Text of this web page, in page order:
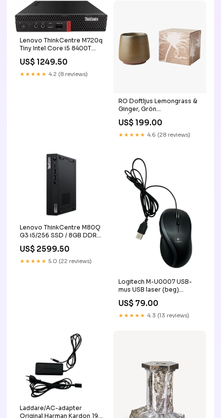
Lenovo ThinkCentre M720q
Tiny Intel Core i5 8400T
Windows 11 Pro Alla
produkter
US$ 1249.50
★★★★★ 4.2 (8 reviews)
RO Doftljus Lemongrass &
Ginger, Grön
US$ 199.00
★★★★★ 4.6 (28 reviews)
Lenovo ThinkCentre M80Q
G3 i5/256 SSD / 8GB DDR5/
US$ 2599.50
★★★★★ 5.0 (22 reviews)
Logitech M-U0007 USB-
mus USB laser (beg)
US$ 79.00
★★★★★ 4.3 (13 reviews)
Laddare/AC-adapter
Original Harman Kardon 19V